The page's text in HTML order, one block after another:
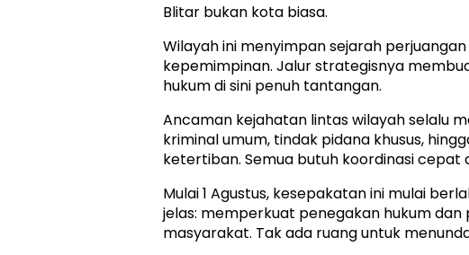
Blitar bukan kota biasa.
Wilayah ini menyimpan sejarah
kepemimpinan. Jalur strategisnya
hukum di sini penuh tantangan.
Ancaman kejahatan lintas wilayah selalu
kriminal umum, tindak pidana khusus,
ketertiban. Semua butuh koordinasi cepat
Mulai 1 Agustus, kesepakatan ini mulai
jelas: memperkuat penegakan hukum dan
masyarakat. Tak ada ruang untuk